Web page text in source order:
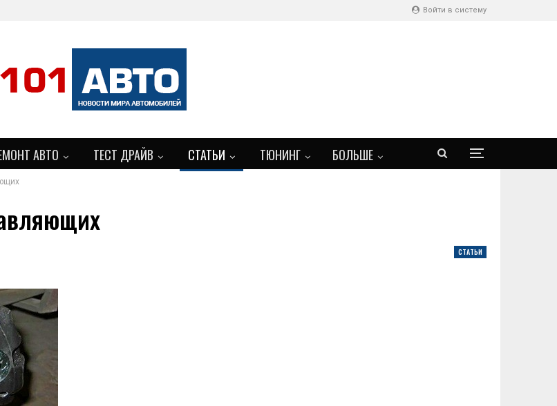
Войти в систему
АВТО ТЕСТ ДРАЙВ СТАТЬИ ТЮНИНГ БОЛЬШЕ
СТАТЬИ